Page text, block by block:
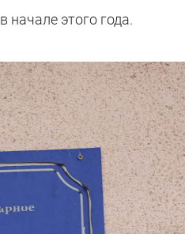
начале этого года.